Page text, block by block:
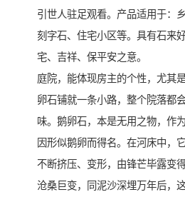
引世人驻足观看。产品适用于：
刻字石、住宅小区等。具有石来
宅、吉祥、保平安之意。
庭院，能体现房主的个性，尤其
卵石铺就一条小路，整个院落都
味。鹅卵石，本是无用之物，作
因形似鹅卵而得名。在河床中，
不断挤压、变形，由锋芒毕露变得
沧桑巨变，同泥沙深埋万年后，